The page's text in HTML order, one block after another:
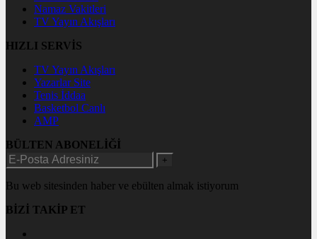
Namaz Vakitleri
TV Yayın Akışları
HIZLI SERVİS
TV Yayın Akışları
Yazarlar Site
Tenis İddaa
Basketbol Canlı
AMP
BÜLTEN ABONELİĞİ
+
Bu web sitesinden haber ve ebülten almak istiyorum
BİZİ TAKİP ET